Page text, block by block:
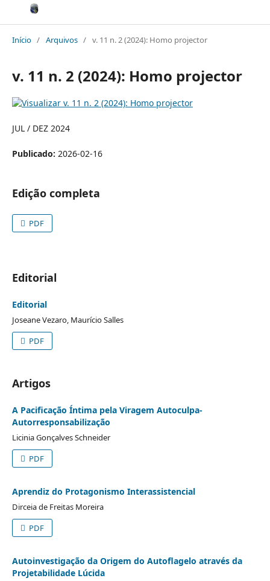
Início / Arquivos / v. 11 n. 2 (2024): Homo projector
v. 11 n. 2 (2024): Homo projector
JUL / DEZ 2024
Publicado: 2026-02-16
Edição completa
PDF
Editorial
Editorial
Joseane Vezaro, Maurício Salles
PDF
Artigos
A Pacificação Íntima pela Viragem Autoculpa-
Autorresponsabilização
Licinia Gonçalves Schneider
PDF
Aprendiz do Protagonismo Interassistencial
Dirceia de Freitas Moreira
PDF
Autoinvestigação da Origem do Autoflagelo através da
Projetabilidade Lúcida